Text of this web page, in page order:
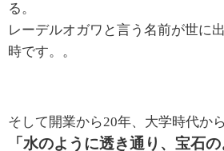
る。
レーデルオガワと言う名前が世に
時です。。
そして開業から20年、大学時代か
「水のように透き通り、宝石